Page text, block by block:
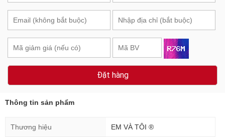
Đặt hàng
Thông tin sản phẩm
Thương hiệu EM VÀ TÔI ®